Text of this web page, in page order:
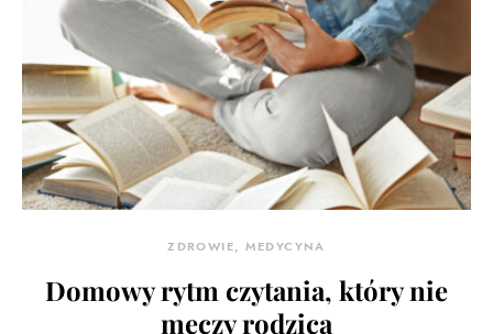
ZDROWIE, MEDYCYNA
Domowy rytm czytania, który nie
męczy rodzica